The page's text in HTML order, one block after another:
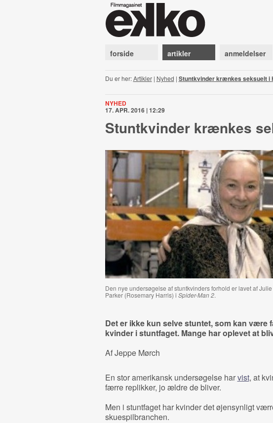
forside artikler anmeldelser
Du er her:Artikler| Nyhed | Stuntkvinder krænkes seksuelt i
NYHED
17. APR. 2016 | 12:29
Stuntkvinder krænkes
Den nye undersøgelse af stuntkvinders forhold er lavet af
Parker (Rosemary Harris) i Spider-Man 2.
Det er ikke kun selve stuntet, som kan være
kvinder i stuntfaget. Mange har oplevet at
Af Jeppe Mørch
En stor amerikansk undersøgelse harvist, at
færre replikker, jo ældre de bliver.
Men i stuntfaget har kvinder det øjensynligt
skuespilbranchen.